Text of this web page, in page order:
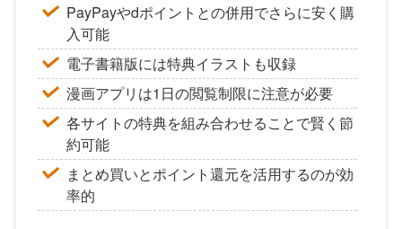
PayPayやdポイントとの併用でさらに安く購
入可能
電子書籍版には特典イラストも収録
漫画アプリは1日の閲覧制限に注意が必要
各サイトの特典を組み合わせることで賢く節
約可能
まとめ買いとポイント還元を活用するのが効
率的